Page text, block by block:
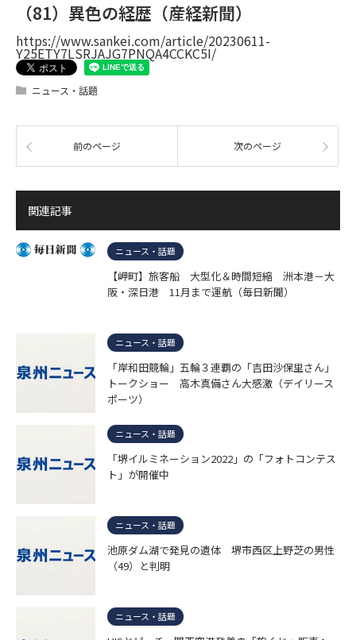
（81）異色の経歴（産経新聞）
https://www.sankei.com/article/20230611-
Y25ETY7LSRJAJG7PNQA4CCKC5I/
ニュース・話題
前のページ 次のページ
関連記事
ニュース・話題
【岬町】旅客船 大型化＆時間短縮 洲本港－大
阪・深日港 11月まで運航（毎日新聞）
ニュース・話題
「岸和田競輪」五輪３連覇の「吉田沙保里さん」
トークショー 高木真備さん大感激（デイリース
ポーツ）
ニュース・話題
「堺イルミネーション2022」の「フォトコンテス
ト」が開催中
ニュース・話題
池原ダム湖で発見の遺体 堺市西区上野芝の男性
（49）と判明
ニュース・話題